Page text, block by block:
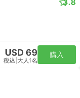
USD 69
税込 大人1名
購入